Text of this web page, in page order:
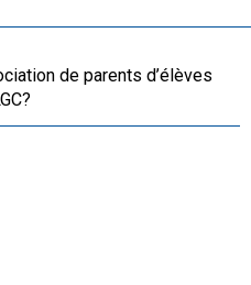
de parents d’élèves